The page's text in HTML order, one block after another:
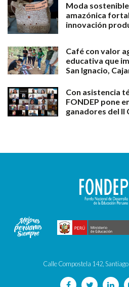
Moda
amazónica
innovación
Café con valor
educativa que
San Ignacio,
Con asistencia
FONDEP pone
ganadores del II
Calle Compostela 142,